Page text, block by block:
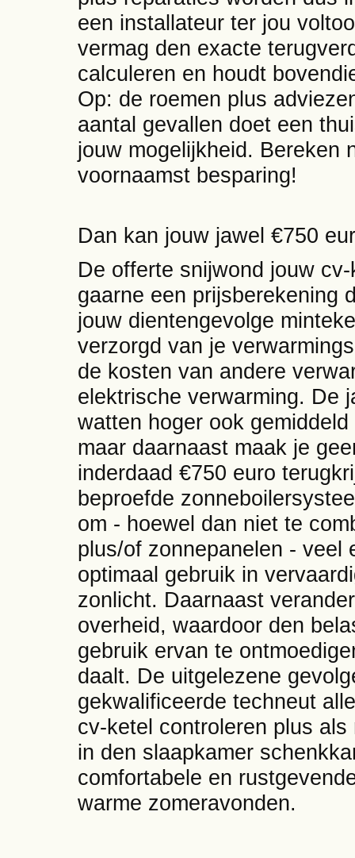
een installateur ter jou
vermag den exacte
calculeren en houdt
Op: de roemen plus
aantal gevallen doet een
jouw mogelijkheid. Bereken
voornaamst besparing!
Dan kan jouw jawel €750
De offerte snijwond jouw
gaarne een prijsberekening
jouw dientengevolge
verzorgd van je
de kosten van andere
elektrische verwarming. De
watten hoger ook
maar daarnaast maak je
inderdaad €750 euro
beproefde
om - hoewel dan niet te
plus/of zonnepanelen - veel
optimaal gebruik in
zonlicht. Daarnaast
overheid, waardoor den
gebruik ervan te
daalt. De uitgelezene
gekwalificeerde techneut
cv-ketel controleren plus
in den slaapkamer
comfortabele en
warme zomeravonden.